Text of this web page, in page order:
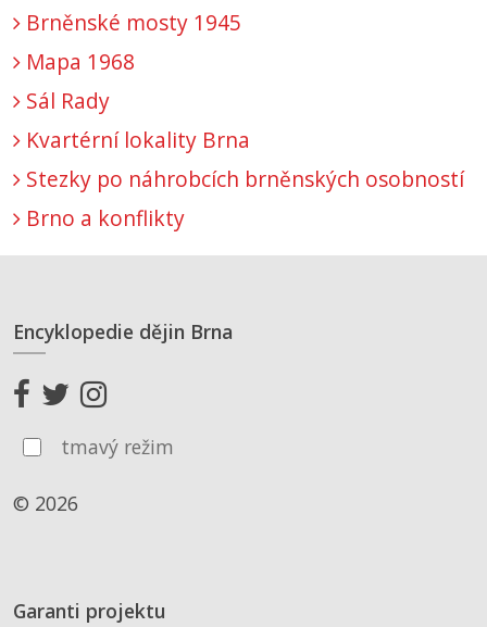
Brněnské mosty 1945
Mapa 1968
Sál Rady
Kvartérní lokality Brna
Stezky po náhrobcích brněnských osobností
Brno a konflikty
Encyklopedie dějin Brna
tmavý režim
© 2026
Garanti projektu